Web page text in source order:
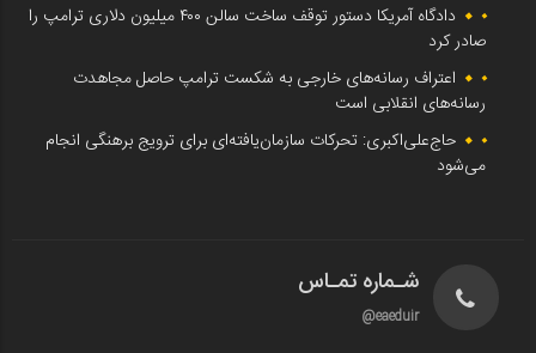
دادگاه آمریکا دستور توقف ساخت سالن ۴۰۰ میلیون دلاری ترامپ را
صادر کرد
اعتراف رسانه‌های خارجی به شکست ترامپ حاصل مجاهدت
رسانه‌های انقلابی است
حاج‌علی‌اکبری: تحرکات سازمان‌یافته‌ای برای ترویج برهنگی انجام
می‌شود
شـماره تمـاس
eaeduir@